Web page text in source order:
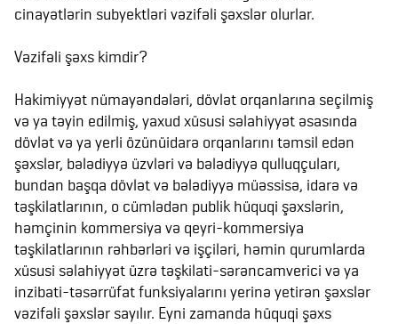
cinayətlərin subyektləri vəzifəli şəxslər olurlar.
Vəzifəli şəxs kimdir?
Hakimiyyət nümayəndələri, dövlət orqanlarına seçilmiş
və ya təyin edilmiş, yaxud xüsusi səlahiyyət əsasında
dövlət və ya yerli özünüidarə orqanlarını təmsil edən
şəxslər, bələdiyyə üzvləri və bələdiyyə qulluqçuları,
bundan başqa dövlət və bələdiyyə müəssisə, idarə və
təşkilatlarının, o cümlədən publik hüquqi şəxslərin,
həmçinin kommersiya və qeyri-kommersiya
təşkilatlarının rəhbərləri və işçiləri, həmin qurumlarda
xüsusi səlahiyyət üzrə təşkilati-sərəncamverici və ya
inzibati-təsərrüfat funksiyalarını yerinə yetirən şəxslər
vəzifəli şəxslər sayılır. Eyni zamanda hüquqi şəxs